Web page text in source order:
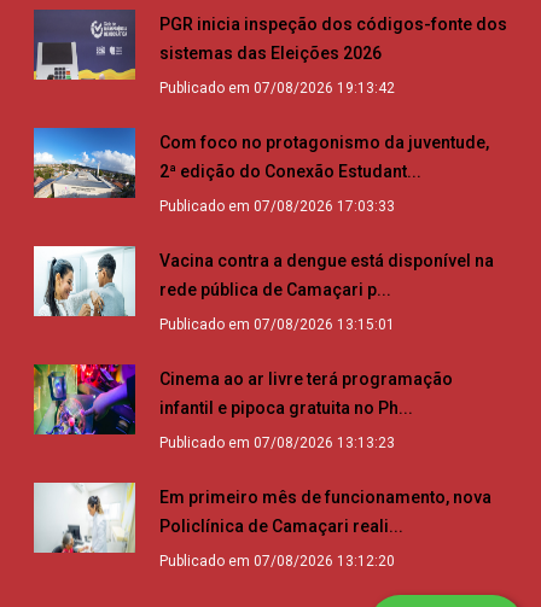
PGR inicia inspeção dos códigos-fonte dos
sistemas das Eleições 2026
Publicado em 07/08/2026 19:13:42
Com foco no protagonismo da juventude,
2ª edição do Conexão Estudant...
Publicado em 07/08/2026 17:03:33
Vacina contra a dengue está disponível na
rede pública de Camaçari p...
Publicado em 07/08/2026 13:15:01
Cinema ao ar livre terá programação
infantil e pipoca gratuita no Ph...
Publicado em 07/08/2026 13:13:23
Em primeiro mês de funcionamento, nova
Policlínica de Camaçari reali...
Publicado em 07/08/2026 13:12:20